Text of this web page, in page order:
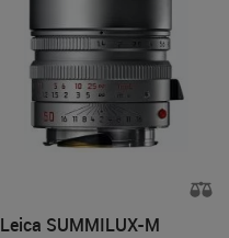
Leica SUMMILUX-M